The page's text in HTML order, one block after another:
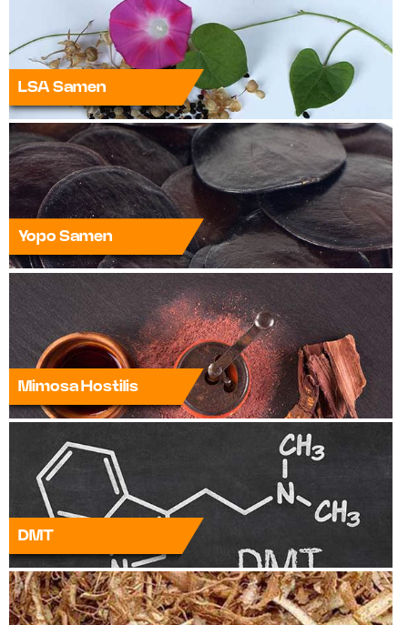
LSA Samen
Yopo Samen
Mimosa Hostilis
DMT